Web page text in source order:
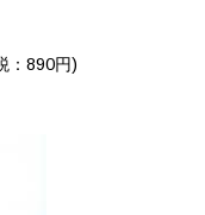
：890円)